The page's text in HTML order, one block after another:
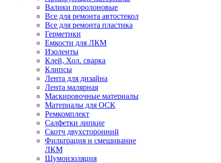
Валики поролоновые
Все для ремонта автостекол
Все для ремонта пластика
Герметики
Емкости для ЛКМ
Изоленты
Клей, Хол. сварка
Клипсы
Лента для дизайна
Лента малярная
Маскировочные материалы
Материалы для ОСК
Ремкомплект
Салфетки липкие
Скотч двухсторонний
Фильтрация и смешивание
ЛКМ
Шумоизоляция